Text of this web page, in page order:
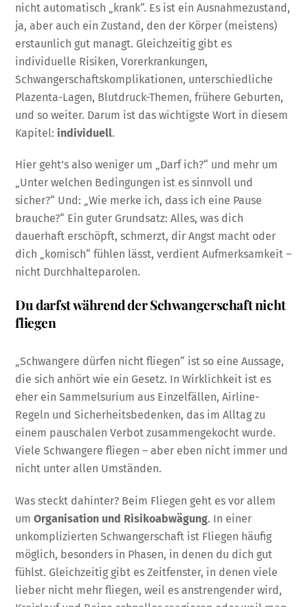
nicht automatisch „krank“. Es ist ein Ausnahmezustand,
ja, aber auch ein Zustand, den der Körper (meistens)
erstaunlich gut managt. Gleichzeitig gibt es
individuelle Risiken, Vorerkrankungen,
Schwangerschaftskomplikationen, unterschiedliche
Plazenta-Lagen, Blutdruck-Themen, frühere Geburten,
und so weiter. Darum ist das wichtigste Wort in diesem
Kapitel:individuell.
Hier geht’s also weniger um „Darf ich?“ und mehr um
„Unter welchen Bedingungen ist es sinnvoll und
sicher?“ Und: „Wie merke ich, dass ich eine Pause
brauche?“ Ein guter Grundsatz: Alles, was dich
dauerhaft erschöpft, schmerzt, dir Angst macht oder
dich „komisch“ fühlen lässt, verdient Aufmerksamkeit –
nicht Durchhalteparolen.
Du darfst während der Schwangerschaft nicht
fliegen
„Schwangere dürfen nicht fliegen“ ist so eine Aussage,
die sich anhört wie ein Gesetz. In Wirklichkeit ist es
eher ein Sammelsurium aus Einzelfällen, Airline-
Regeln und Sicherheitsbedenken, das im Alltag zu
einem pauschalen Verbot zusammengekocht wurde.
Viele Schwangere fliegen – aber eben nicht immer und
nicht unter allen Umständen.
Was steckt dahinter? Beim Fliegen geht es vor allem
umOrganisation und Risikoabwägung. In einer
unkomplizierten Schwangerschaft ist Fliegen häufig
möglich, besonders in Phasen, in denen du dich gut
fühlst. Gleichzeitig gibt es Zeitfenster, in denen viele
lieber nicht mehr fliegen, weil es anstrengender wird,